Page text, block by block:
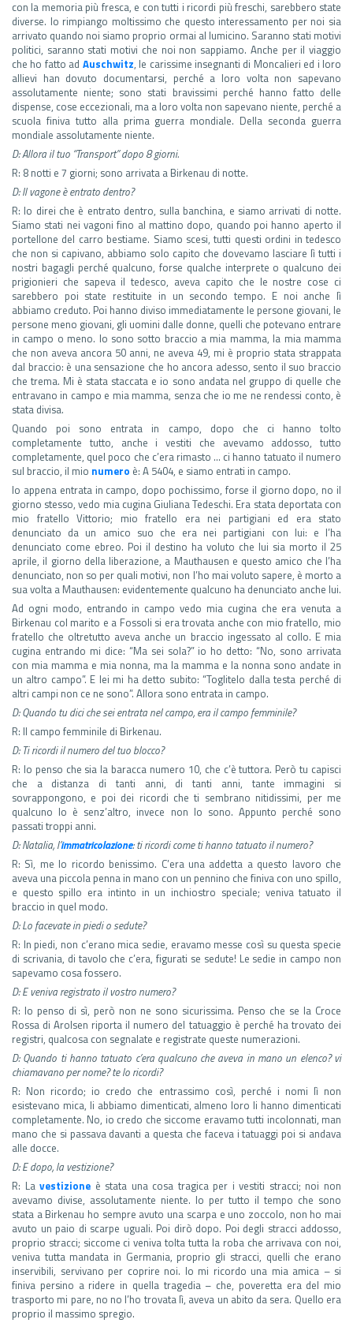
con la memoria più fresca, e con tutti i ricordi più freschi, sarebbero state
diverse. Io rimpiango moltissimo che questo interessamento per noi sia
arrivato quando noi siamo proprio ormai al lumicino. Saranno stati motivi
politici, saranno stati motivi che noi non sappiamo. Anche per il viaggio
che ho fatto ad Auschwitz, le carissime insegnanti di Moncalieri ed i loro
allievi han dovuto documentarsi, perché a loro volta non sapevano
assolutamente niente; sono stati bravissimi perché hanno fatto delle
dispense, cose eccezionali, ma a loro volta non sapevano niente, perché a
scuola finiva tutto alla prima guerra mondiale. Della seconda guerra
mondiale assolutamente niente.
D: Allora il tuo “Transport” dopo 8 giorni.
R: 8 notti e 7 giorni; sono arrivata a Birkenau di notte.
D: Il vagone è entrato dentro?
R: Io direi che è entrato dentro, sulla banchina, e siamo arrivati di notte.
Siamo stati nei vagoni fino al mattino dopo, quando poi hanno aperto il
portellone del carro bestiame. Siamo scesi, tutti questi ordini in tedesco
che non si capivano, abbiamo solo capito che dovevamo lasciare lì tutti i
nostri bagagli perché qualcuno, forse qualche interprete o qualcuno dei
prigionieri che sapeva il tedesco, aveva capito che le nostre cose ci
sarebbero poi state restituite in un secondo tempo. E noi anche lì
abbiamo creduto. Poi hanno diviso immediatamente le persone giovani, le
persone meno giovani, gli uomini dalle donne, quelli che potevano entrare
in campo o meno. Io sono sotto braccio a mia mamma, la mia mamma
che non aveva ancora 50 anni, ne aveva 49, mi è proprio stata strappata
dal braccio: è una sensazione che ho ancora adesso, sento il suo braccio
che trema. Mi è stata staccata e io sono andata nel gruppo di quelle che
entravano in campo e mia mamma, senza che io me ne rendessi conto, è
stata divisa.
Quando poi sono entrata in campo, dopo che ci hanno tolto
completamente tutto, anche i vestiti che avevamo addosso, tutto
completamente, quel poco che c’era rimasto … ci hanno tatuato il numero
sul braccio, il mio numero è: A 5404, e siamo entrati in campo.
Io appena entrata in campo, dopo pochissimo, forse il giorno dopo, no il
giorno stesso, vedo mia cugina Giuliana Tedeschi. Era stata deportata con
mio fratello Vittorio; mio fratello era nei partigiani ed era stato
denunciato da un amico suo che era nei partigiani con lui: e l’ha
denunciato come ebreo. Poi il destino ha voluto che lui sia morto il 25
aprile, il giorno della liberazione, a Mauthausen e questo amico che l’ha
denunciato, non so per quali motivi, non l’ho mai voluto sapere, è morto a
sua volta a Mauthausen: evidentemente qualcuno ha denunciato anche lui.
Ad ogni modo, entrando in campo vedo mia cugina che era venuta a
Birkenau col marito e a Fossoli si era trovata anche con mio fratello, mio
fratello che oltretutto aveva anche un braccio ingessato al collo. E mia
cugina entrando mi dice: “Ma sei sola?” io ho detto: “No, sono arrivata
con mia mamma e mia nonna, ma la mamma e la nonna sono andate in
un altro campo”. E lei mi ha detto subito: “Toglitelo dalla testa perché di
altri campi non ce ne sono”. Allora sono entrata in campo.
D: Quando tu dici che sei entrata nel campo, era il campo femminile?
R: Il campo femminile di Birkenau.
D: Ti ricordi il numero del tuo blocco?
R: Io penso che sia la baracca numero 10, che c’è tuttora. Però tu capisci
che a distanza di tanti anni, di tanti anni, tante immagini si
sovrappongono, e poi dei ricordi che ti sembrano nitidissimi, per me
qualcuno lo è senz’altro, invece non lo sono. Appunto perché sono
passati troppi anni.
D: Natalia, l’immatricolazione: ti ricordi come ti hanno tatuato il numero?
R: Sì, me lo ricordo benissimo. C’era una addetta a questo lavoro che
aveva una piccola penna in mano con un pennino che finiva con uno spillo,
e questo spillo era intinto in un inchiostro speciale; veniva tatuato il
braccio in quel modo.
D: Lo facevate in piedi o sedute?
R: In piedi, non c’erano mica sedie, eravamo messe così su questa specie
di scrivania, di tavolo che c’era, figurati se sedute! Le sedie in campo non
sapevamo cosa fossero.
D: E veniva registrato il vostro numero?
R: Io penso di sì, però non ne sono sicurissima. Penso che se la Croce
Rossa di Arolsen riporta il numero del tatuaggio è perché ha trovato dei
registri, qualcosa con segnalate e registrate queste numerazioni.
D: Quando ti hanno tatuato c’era qualcuno che aveva in mano un elenco? vi
chiamavano per nome? te lo ricordi?
R: Non ricordo; io credo che entrassimo così, perché i nomi lì non
esistevano mica, li abbiamo dimenticati, almeno loro li hanno dimenticati
completamente. No, io credo che siccome eravamo tutti incolonnati, man
mano che si passava davanti a questa che faceva i tatuaggi poi si andava
alle docce.
D: E dopo, la vestizione?
R: Lavestizione è stata una cosa tragica per i vestiti stracci; noi non
avevamo divise, assolutamente niente. Io per tutto il tempo che sono
stata a Birkenau ho sempre avuto una scarpa e uno zoccolo, non ho mai
avuto un paio di scarpe uguali. Poi dirò dopo. Poi degli stracci addosso,
proprio stracci; siccome ci veniva tolta tutta la roba che arrivava con noi,
veniva tutta mandata in Germania, proprio gli stracci, quelli che erano
inservibili, servivano per coprire noi. Io mi ricordo una mia amica – si
finiva persino a ridere in quella tragedia – che, poveretta era del mio
trasporto mi pare, no no l’ho trovata lì, aveva un abito da sera. Quello era
proprio il massimo spregio.